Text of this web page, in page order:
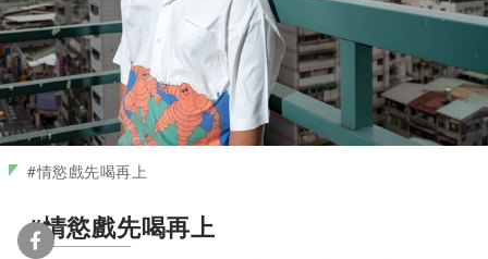
#情慾戲先喝再上
#情慾戲先喝再上